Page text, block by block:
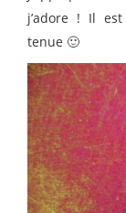
j’adore ! Il
tenue 🙂